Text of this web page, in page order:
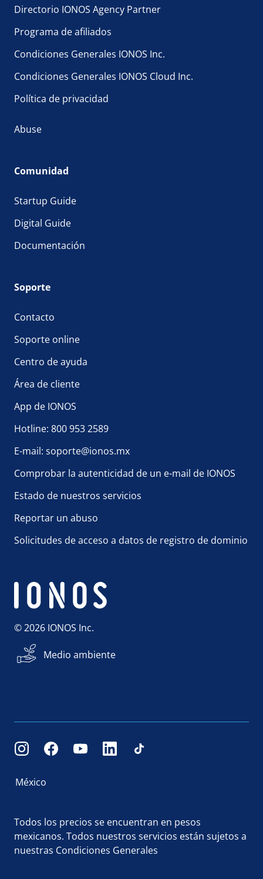
Directorio IONOS Agency Partner
Programa de afiliados
Condiciones Generales IONOS Inc.
Condiciones Generales IONOS Cloud Inc.
Política de privacidad
Abuse
Comunidad
Startup Guide
Digital Guide
Documentación
Soporte
Contacto
Soporte online
Centro de ayuda
Área de cliente
App de IONOS
Hotline: 800 953 2589
E-mail: soporte@ionos.mx
Comprobar la autenticidad de un e-mail de IONOS
Estado de nuestros servicios
Reportar un abuso
Solicitudes de acceso a datos de registro de dominio
© 2026 IONOS Inc.
Medio ambiente
México
Todos los precios se encuentran en pesos
mexicanos. Todos nuestros servicios están sujetos a
nuestras Condiciones Generales